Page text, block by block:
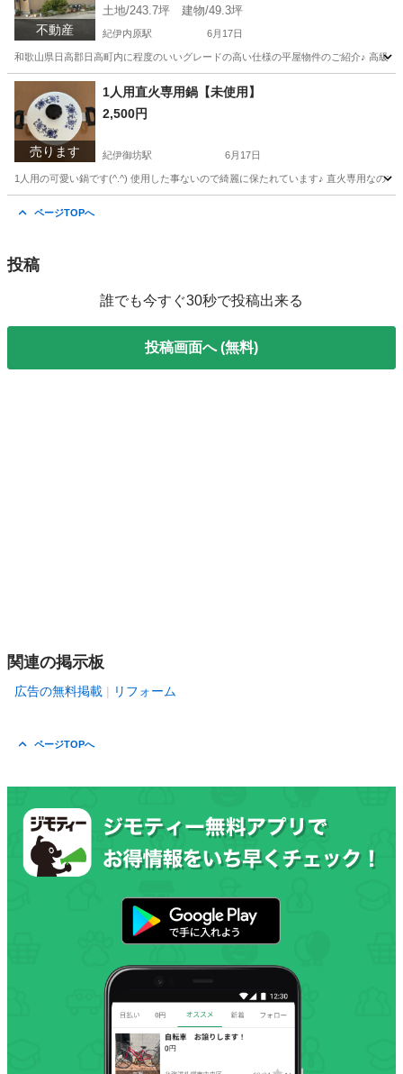
不動産
土地/243.7坪 建物/49.3坪
紀伊内原駅 6月17日
和歌山県日高郡日高町内に程度のいいグレードの高い仕様の平屋物件のご紹介♪ 高級
和歌山 日高郡 紀伊内原駅 中古（マンション/一戸建て）
物件
売ります
1人用直火専用鍋【未使用】
2,500円
紀伊御坊駅 6月17日
1人用の可愛い鍋です(^.^) 使用した事ないので綺麗に保たれています♪ 直火専用なの
ページTOPへ
投稿
誰でも今すぐ30秒で投稿出来る
投稿画面へ (無料)
関連の掲示板
広告の無料掲載 リフォーム
ページTOPへ